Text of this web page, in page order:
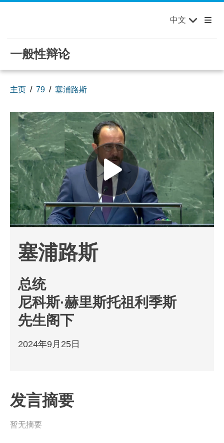
欢迎来到联合国，您的世界！ English Français
Español
中文
一般性辩论
主页 79 塞浦路斯
塞浦路斯
总统
尼科斯·赫里斯托祖利季斯
先生阁下
2024年9月25日
发言摘要
暂无摘要